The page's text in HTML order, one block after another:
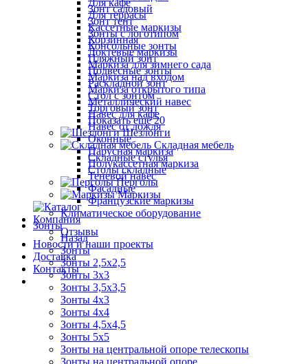
Зонт садовый
Зонт тент
Зонты с логотипом
Консольные зонты
Пляжный зонт
Подвесные зонты
Раскладной зонт
Стол с зонтом
Торговый зонт
Показать ещё 20
Шезлонги
Складная мебель
Складные стулья
Столы складные
Перголы
Маркизы
Компания
Отзывы
Новости и наши проекты
Доставка
Контакты
Для кафе
Для террасы
Кассетные маркизы
Корзинная
Локтевые маркизы
Маркиза для зимнего сада
Маркиза над входом
Маркиза открытого типа
Металлический навес
Навес для кафе
Навес от дождя
Оконные
Парусная маркиза
Полукассетная маркиза
Теневой навес
Фасадные
Французские маркизы
Климатическое оборудование
Зонты
Назад
Зонты
Зонты 2,5х2,5
Зонты 3х3
Зонты 3,5х3,5
Зонты 4х3
Зонты 4х4
Зонты 4,5х4,5
Зонты 5х5
Зонты на центральной опоре телескопы
Зонты на центральной опоре